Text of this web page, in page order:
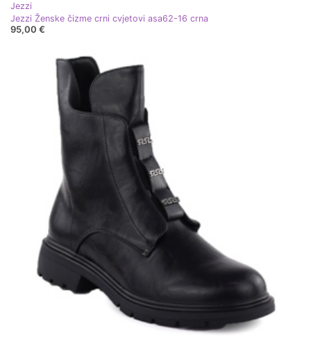
Jezzi
Jezzi Ženske čizme crni cvjetovi asa62-16 crna
95,00 €